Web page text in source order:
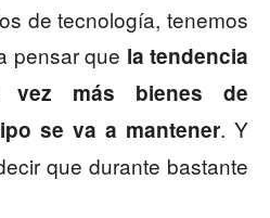
de tecnología, tenemos
pensar que la tendencia
vez más bienes de
se va a mantener. Y
que durante bastante